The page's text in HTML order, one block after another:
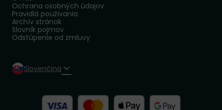
Ochrana osobných údajov
Pravidlá používania
Archív stránok
Slovník pojmov
Odstúpenie od zmluvy
Slovenčina